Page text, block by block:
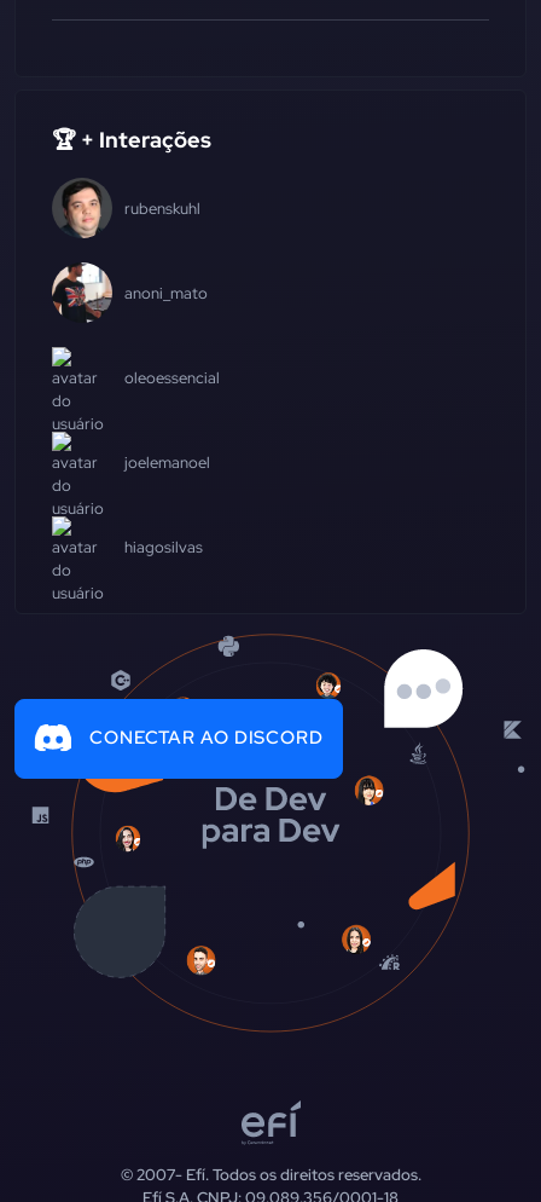
🏆 + Interações
rubenskuhl
anoni_mato
oleoessencial
joelemanoel
hiagosilvas
CONECTAR AO DISCORD
© 2007-Efí. Todos os direitos reservados.